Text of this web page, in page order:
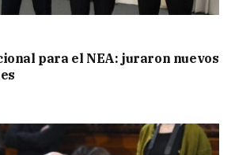
para el NEA: juraron nuevos